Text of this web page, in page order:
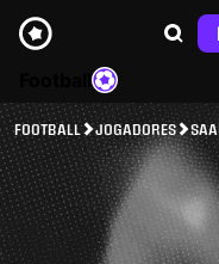
FOOTBALL JOGADORES